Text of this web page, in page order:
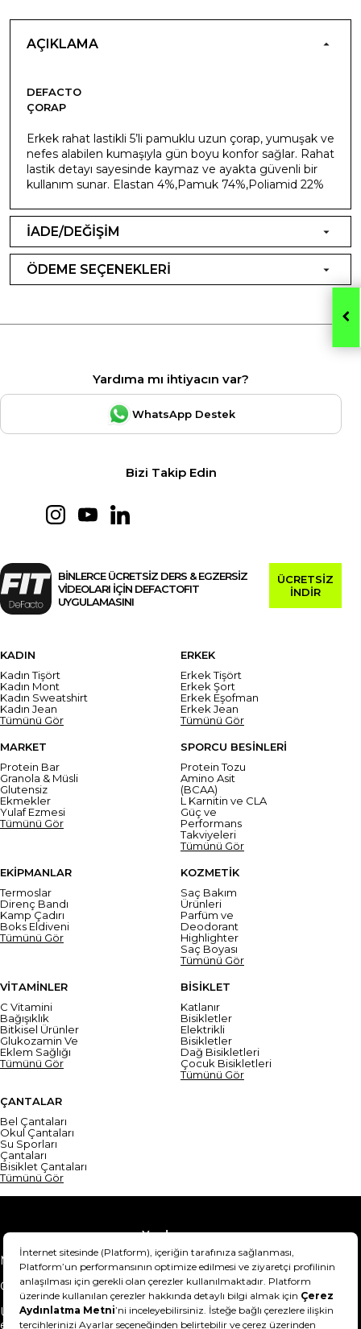
AÇIKLAMA
DEFACTO
ÇORAP
Erkek rahat lastikli 5’li pamuklu uzun çorap, yumuşak ve
nefes alabilen kumaşıyla gün boyu konfor sağlar. Rahat
lastik detayı sayesinde kaymaz ve ayakta güvenli bir
kullanım sunar. Elastan 4%,Pamuk 74%,Poliamid 22%
İADE/DEĞİŞİM
ÖDEME SEÇENEKLERİ
Yardıma mı ihtiyacın var?
WhatsApp Destek
Bizi Takip Edin
BİNLERCE ÜCRETSİZ DERS & EGZERSİZ
VİDEOLARI İÇİN DEFACTOFIT
UYGULAMASINI
ÜCRETSİZ
İNDİR
KADIN
Kadın Tişört
Kadın Mont
Kadın Sweatshirt
Kadın Jean
Tümünü Gör
ERKEK
Erkek Tişört
Erkek Şort
Erkek Eşofman
Erkek Jean
Tümünü Gör
MARKET
Protein Bar
Granola & Müsli
Glutensiz
Ekmekler
Yulaf Ezmesi
Tümünü Gör
SPORCU BESİNLERİ
Protein Tozu
Amino Asit
(BCAA)
L Karnitin ve CLA
Güç ve
Performans
Takviyeleri
Tümünü Gör
EKİPMANLAR
Termoslar
Direnç Bandı
Kamp Çadırı
Boks Eldiveni
Tümünü Gör
KOZMETİK
Saç Bakım
Ürünleri
Parfüm ve
Deodorant
Highlighter
Saç Boyası
Tümünü Gör
VİTAMİNLER
C Vitamini
Bağışıklık
Bitkisel Ürünler
Glukozamin Ve
Eklem Sağlığı
Tümünü Gör
BİSİKLET
Katlanır
Bisikletler
Elektrikli
Bisikletler
Dağ Bisikletleri
Çocuk Bisikletleri
Tümünü Gör
ÇANTALAR
Bel Çantaları
Okul Çantaları
Su Sporları
Çantaları
Bisiklet Çantaları
Tümünü Gör
Yardım
Mesafeli Satış Sözleşmesi
Teslimat Bilgisi
Gizlilik Sözleşmesi
Şartlar & Koşullar
Ürünümü nasıl iade
edebilirim?
Hakkımızda